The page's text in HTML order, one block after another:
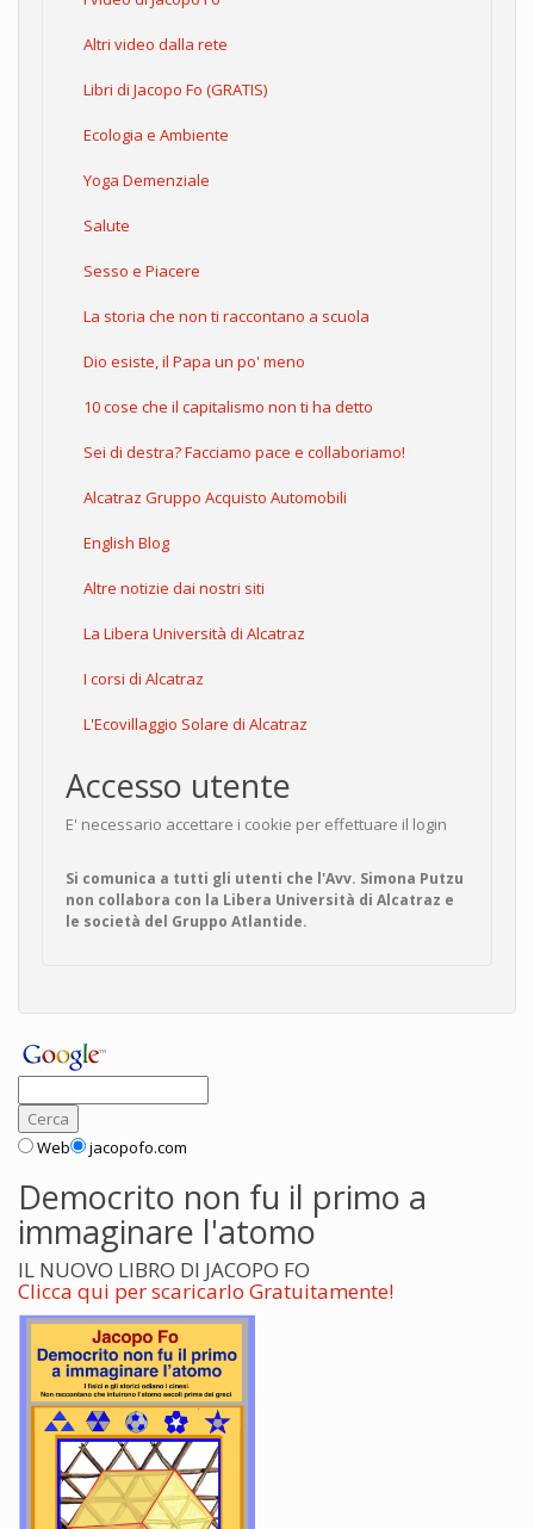
Altri video dalla rete
Libri di Jacopo Fo (GRATIS)
Ecologia e Ambiente
Yoga Demenziale
Salute
Sesso e Piacere
La storia che non ti raccontano a scuola
Dio esiste, il Papa un po' meno
10 cose che il capitalismo non ti ha detto
Sei di destra? Facciamo pace e collaboriamo!
Alcatraz Gruppo Acquisto Automobili
English Blog
Altre notizie dai nostri siti
La Libera Università di Alcatraz
I corsi di Alcatraz
L'Ecovillaggio Solare di Alcatraz
Accesso utente
E' necessario accettare i cookie per effettuare il login
Si comunica a tutti gli utenti che l'Avv. Simona Putzu
non collabora con la Libera Università di Alcatraz e
le società del Gruppo Atlantide.
Web jacopofo.com
Democrito non fu il primo a
immaginare l'atomo
IL NUOVO LIBRO DI JACOPO FO
Clicca qui per scaricarlo Gratuitamente!